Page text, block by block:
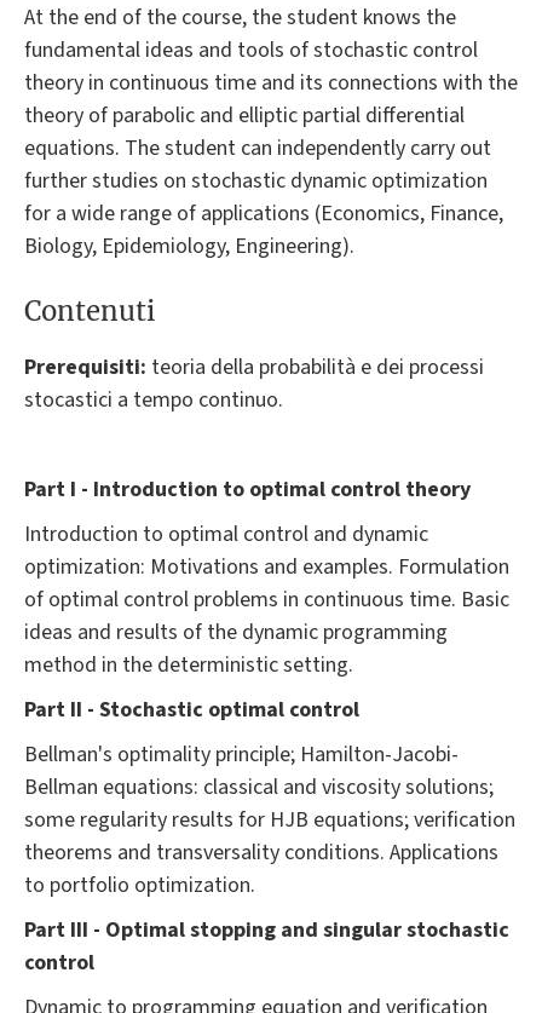
At the end of the course, the student knows the
fundamental ideas and tools of stochastic control
theory in continuous time and its connections with the
theory of parabolic and elliptic partial differential
equations. The student can independently carry out
further studies on stochastic dynamic optimization
for a wide range of applications (Economics, Finance,
Biology, Epidemiology, Engineering).
Contenuti
Prerequisiti: teoria della probabilità e dei processi
stocastici a tempo continuo.
Part I - Introduction to optimal control theory
Introduction to optimal control and dynamic
optimization: Motivations and examples. Formulation
of optimal control problems in continuous time. Basic
ideas and results of the dynamic programming
method in the deterministic setting.
Part II - Stochastic optimal control
Bellman's optimality principle; Hamilton-Jacobi-
Bellman equations: classical and viscosity solutions;
some regularity results for HJB equations; verification
theorems and transversality conditions. Applications
to portfolio optimization.
Part III - Optimal stopping and singular stochastic
control